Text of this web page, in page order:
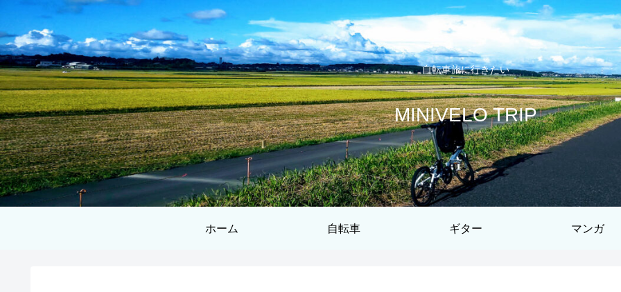
自転車旅に行きたい
MINIVELO TRIP
ホーム 自転車 ギター マンガ